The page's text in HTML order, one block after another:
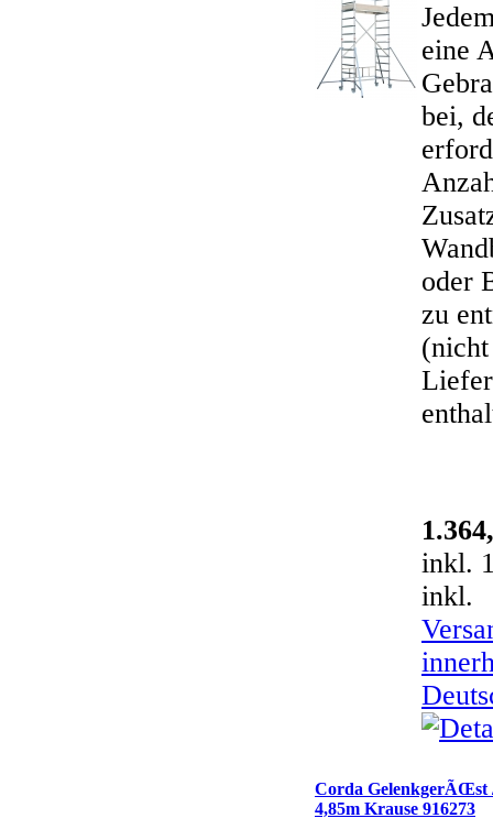
eine
bei,
oder
zu
inkl.
inkl.
Corda GelenkgerÃŒst
4,85m Krause 916273